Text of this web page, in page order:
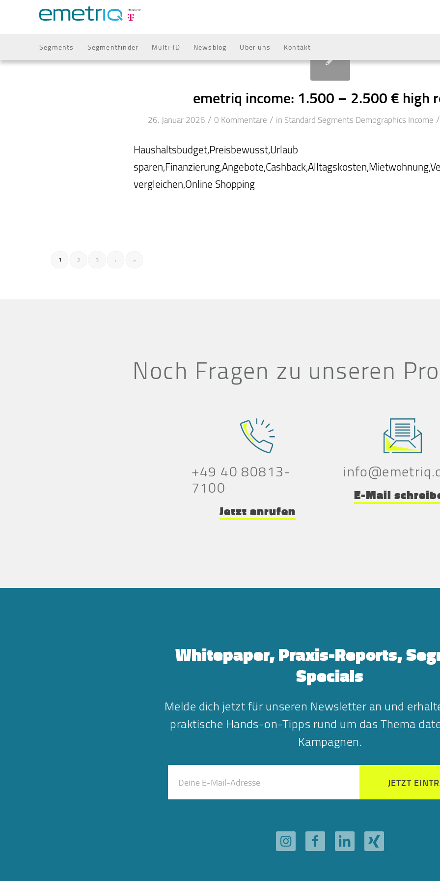
Segments Segmentfinder Multi-ID Newsblog Über uns Kontakt
emetriq income: 1.500 – 2.500 € high
26. Januar 2026 / 0 Kommentare / in Standard Segments Demographics Income /
Haushaltsbudget,Preisbewusst,Urlaub
vergleichen,Online Shopping
1 2 3 › »
Noch Fragen zu unseren
+49 40 80813-
7100
Jetzt anrufen
E-Mail
Whitepaper, Praxis-Reports,
Specials
Melde dich jetzt für unseren Newsletter an und
praktische Hands-on-Tipps rund um das Thema
Kampagnen.
JETZT